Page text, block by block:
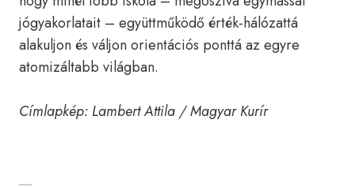
jógyakorlatait – együttműködő érték-hálózattá
alakuljon és váljon orientációs ponttá az egyre
atomizáltabb világban.
Címlapkép: Lambert Attila / Magyar Kurír